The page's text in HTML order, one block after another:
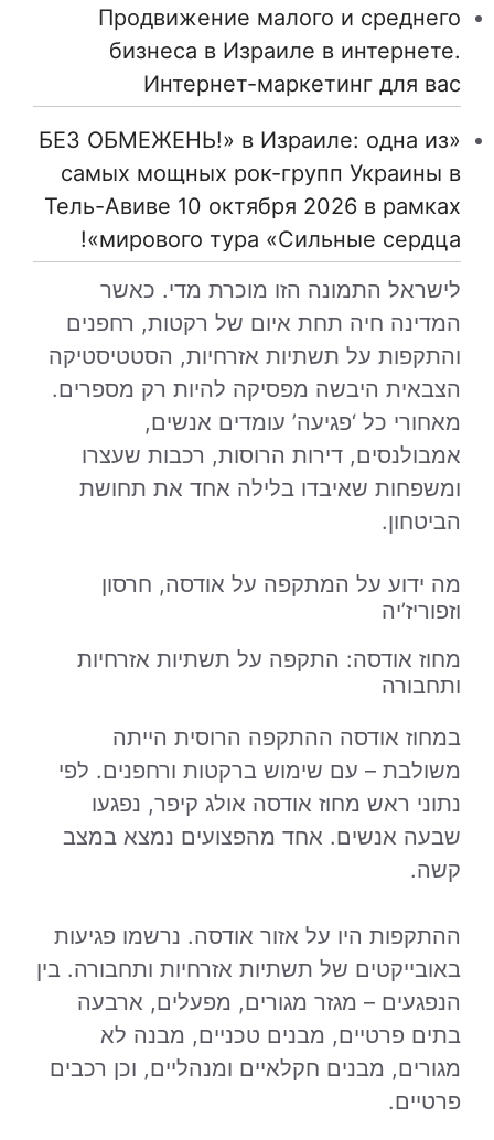
Продвижение малого и среднего
бизнеса в Израиле в интернете.
Интернет-маркетинг для вас
«БЕЗ ОБМЕЖЕНЬ!» в Израиле: одна из
самых мощных рок-групп Украины в
Тель-Авиве 10 октября 2026 в рамках
мирового тура «Сильные сердца»!
לישראל התמונה הזו מוכרת מדי. כאשר
המדינה חיה תחת איום של רקטות, רחפנים
והתקפות על תשתיות אזרחיות, הסטטיסטיקה
הצבאית היבשה מפסיקה להיות רק מספרים.
מאחורי כל ‘פגיעה’ עומדים אנשים,
אמבולנסים, דירות הרוסות, רכבות שעצרו
ומשפחות שאיבדו בלילה אחד את תחושת
הביטחון.
מה ידוע על המתקפה על אודסה, חרסון
וזפוריז’יה
מחוז אודסה: התקפה על תשתיות אזרחיות
ותחבורה
במחוז אודסה ההתקפה הרוסית הייתה
משולבת – עם שימוש ברקטות ורחפנים. לפי
נתוני ראש מחוז אודסה אולג קיפר, נפגעו
שבעה אנשים. אחד מהפצועים נמצא במצב
קשה.
ההתקפות היו על אזור אודסה. נרשמו פגיעות
באובייקטים של תשתיות אזרחיות ותחבורה. בין
הנפגעים – מגזר מגורים, מפעלים, ארבעה
בתים פרטיים, מבנים טכניים, מבנה לא
מגורים, מבנים חקלאיים ומנהליים, וכן רכבים
פרטיים.